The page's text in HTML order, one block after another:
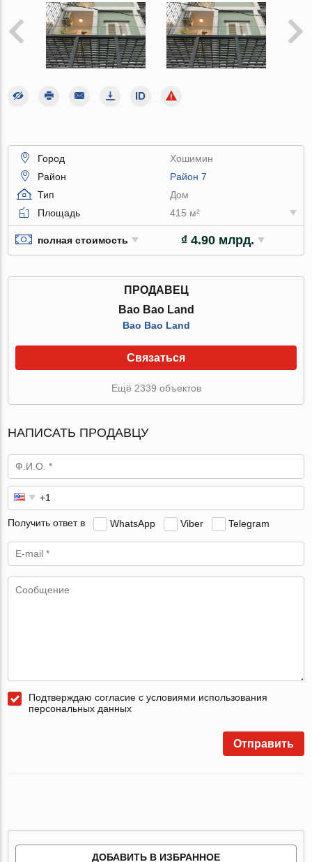
Город
Хошимин
Район
Район 7
Тип
Дом
Площадь
415 м²
полная стоимость ₫ 4.90 млрд.
ПРОДАВЕЦ
Bao Bao Land
Bao Bao Land
Связаться
Ещё 2339 объектов
НАПИСАТЬ ПРОДАВЦУ
Получить ответ в WhatsApp Viber Telegram
Подтверждаю согласие с условиями использования
персональных данных
Отправить
ДОБАВИТЬ В ИЗБРАННОЕ